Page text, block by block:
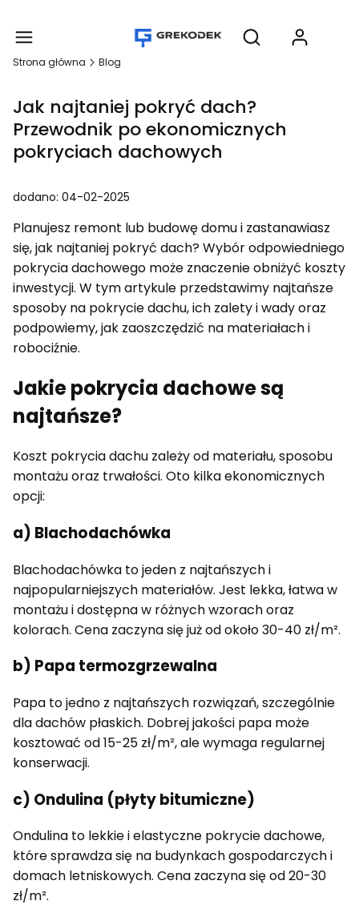
Otwórz
Strona główna Blog
Jak najtaniej pokryć dach?
Przewodnik po ekonomicznych
pokryciach dachowych
dodano: 04-02-2025
Planujesz remont lub budowę domu i zastanawiasz
się, jak najtaniej pokryć dach? Wybór odpowiedniego
pokrycia dachowego może znaczenie obniżyć koszty
inwestycji. W tym artykule przedstawimy najtańsze
sposoby na pokrycie dachu, ich zalety i wady oraz
podpowiemy, jak zaoszczędzić na materiałach i
robociźnie.
Jakie pokrycia dachowe są
najtańsze?
Koszt pokrycia dachu zależy od materiału, sposobu
montażu oraz trwałości. Oto kilka ekonomicznych
opcji:
a) Blachodachówka
Blachodachówka to jeden z najtańszych i
najpopularniejszych materiałów. Jest lekka, łatwa w
montażu i dostępna w różnych wzorach oraz
kolorach. Cena zaczyna się już od około 30-40 zł/m².
b) Papa termozgrzewalna
Papa to jedno z najtańszych rozwiązań, szczególnie
dla dachów płaskich. Dobrej jakości papa może
kosztować od 15-25 zł/m², ale wymaga regularnej
konserwacji.
c) Ondulina (płyty bitumiczne)
Ondulina to lekkie i elastyczne pokrycie dachowe,
które sprawdza się na budynkach gospodarczych i
domach letniskowych. Cena zaczyna się od 20-30
zł/m².